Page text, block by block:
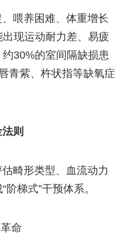
喂养困难、体重增长
现运动耐力差、易疲
30%的室间隔缺损患
青紫、杵状指等缺氧症
则
畸形类型、血流动力
梯式”干预体系。
命